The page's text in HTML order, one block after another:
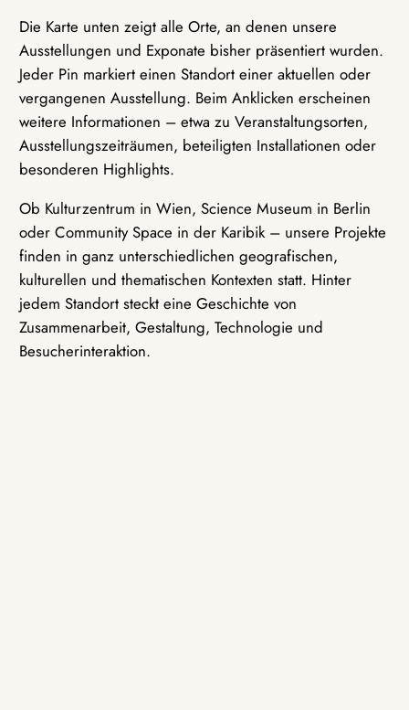
Die Karte unten zeigt alle Orte, an denen unsere
Ausstellungen und Exponate bisher präsentiert wurden.
Jeder Pin markiert einen Standort einer aktuellen oder
vergangenen Ausstellung. Beim Anklicken erscheinen
weitere Informationen – etwa zu Veranstaltungsorten,
Ausstellungszeiträumen, beteiligten Installationen oder
besonderen Highlights.
Ob Kulturzentrum in Wien, Science Museum in Berlin
oder Community Space in der Karibik – unsere Projekte
finden in ganz unterschiedlichen geografischen,
kulturellen und thematischen Kontexten statt. Hinter
jedem Standort steckt eine Geschichte von
Zusammenarbeit, Gestaltung, Technologie und
Besucherinteraktion.